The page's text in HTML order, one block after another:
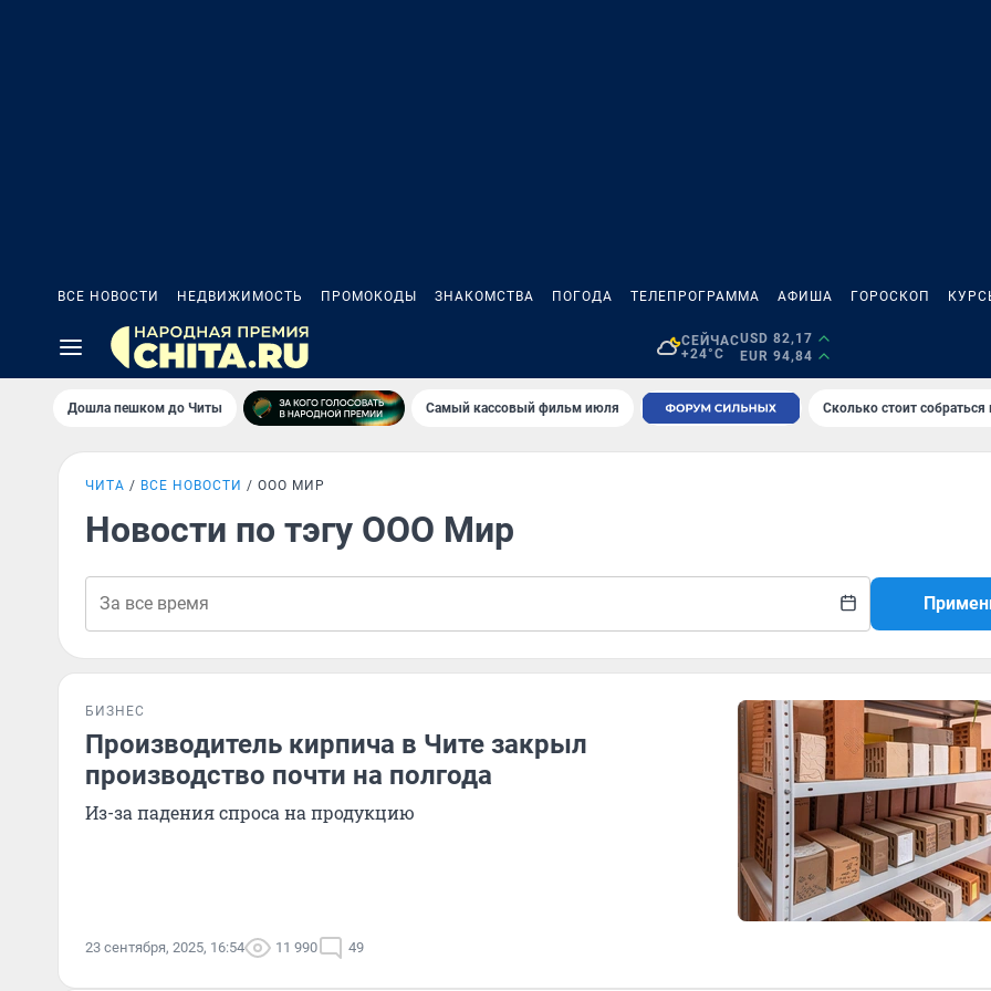
ВСЕ НОВОСТИ НЕДВИЖИМОСТЬ ПРОМОКОДЫ ЗНАКОМСТВА ПОГОДА ТЕЛЕПРОГРАММА АФИША ГОРОСКОП
СЕЙЧАС
+24°C
USD 82,17
EUR 94,84
Дошла пешком до Читы Самый кассовый фильм июля Сколько стоит
ЧИТА ВСЕ НОВОСТИ ООО МИР
Новости по тэгу ООО Мир
БИЗНЕС
Производитель кирпича в Чите закрыл
производство почти на полгода
Из-за падения спроса на продукцию
23 сентября, 2025, 16:54 11 990 49